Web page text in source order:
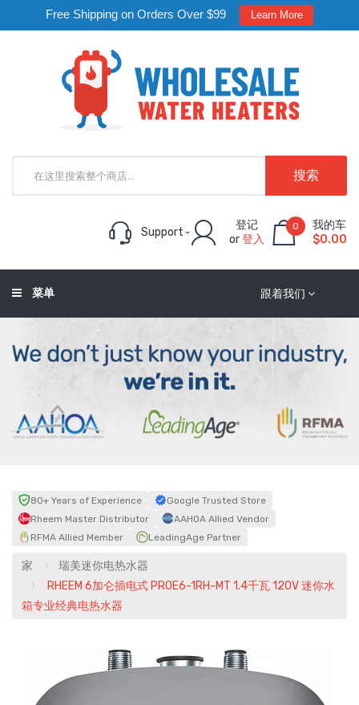
Free Shipping on Orders Over $99 Learn More
搜索
Support
登记
or登入
0
我的车
$0.00
跟着我们
菜单
80+ Years of Experience
Google Trusted Store
Rheem Master Distributor
AAHOA Allied Vendor
RFMA Allied Member
LeadingAge Partner
家
瑞美迷你电热水器
RHEEM 6加仑插电式 PROE6-1RH-MT 1.4千瓦 120V 迷你水
箱专业经典电热水器